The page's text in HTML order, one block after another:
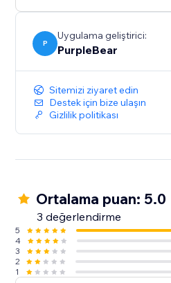
P
Uygulama geliştirici:
PurpleBear
Sitemizi ziyaret edin
Destek için bize ulaşın
Gizlilik politikası
Ortalama puan: 5.0
3 değerlendirme
5
4
3
2
1